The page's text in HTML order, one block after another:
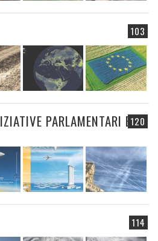
103
120
PARLAMENTARI E
114